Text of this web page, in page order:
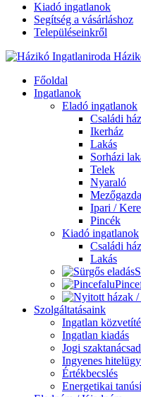
Kiadó ingatlanok
Segítség a vásárláshoz
Településeinkről
Főoldal
Ingatlanok
Eladó ingatlanok
Családi
Ikerház
Lakás
Sorházi
Telek
Nyaraló
Ipari /
Pincék
Kiadó ingatlanok
Családi ház
Lakás
Szolgáltatásaink
Ingatlan
Ingatlan kiadás
Jogi
Ingyenes
Értékbecslés
Energetikai